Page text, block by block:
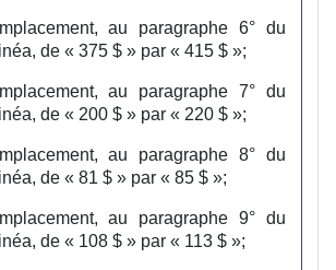
au paragraphe 6° du
de « 375 $ » par « 415 $ »;
au paragraphe 7° du
de « 200 $ » par « 220 $ »;
au paragraphe 8° du
de « 81 $ » par « 85 $ »;
au paragraphe 9° du
de « 108 $ » par « 113 $ »;